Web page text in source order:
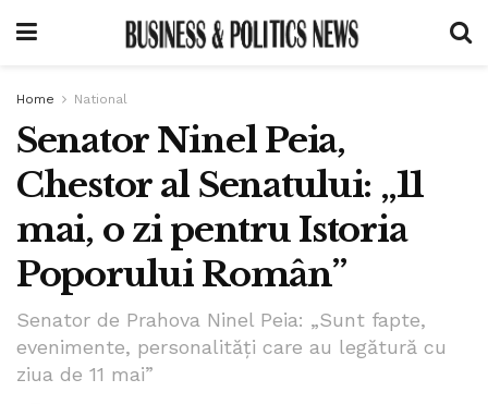
Home National
Senator Ninel Peia,
Chestor al Senatului: „11
mai, o zi pentru Istoria
Poporului Român”
Senator de Prahova Ninel Peia: „Sunt fapte,
evenimente, personalități care au legătură cu
ziua de 11 mai”